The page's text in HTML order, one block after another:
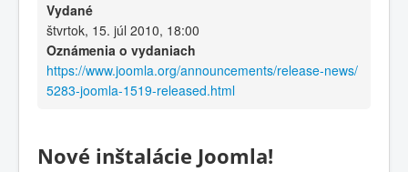
Vydané
štvrtok, 15. júl 2010, 18:00
Oznámenia o vydaniach
https://www.joomla.org/announcements/release-news/
5283-joomla-1519-released.html
Nové inštalácie Joomla!